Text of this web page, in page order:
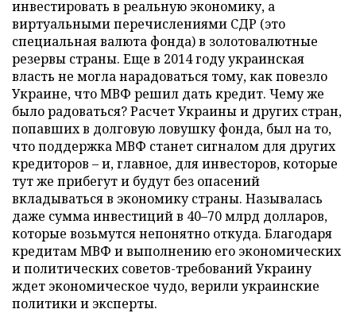
инвестировать в реальную экономику, а
виртуальными перечислениями СДР (это
специальная валюта фонда) в золотовалютные
резервы страны. Еще в 2014 году украинская
власть не могла нарадоваться тому, как повезло
Украине, что МВФ решил дать кредит. Чему же
было радоваться? Расчет Украины и других стран,
попавших в долговую ловушку фонда, был на то,
что поддержка МВФ станет сигналом для других
кредиторов – и, главное, для инвесторов, которые
тут же прибегут и будут без опасений
вкладываться в экономику страны. Называлась
даже сумма инвестиций в 40–70 млрд долларов,
которые возьмутся непонятно откуда. Благодаря
кредитам МВФ и выполнению его экономических
и политических советов-требований Украину
ждет экономическое чудо, верили украинские
политики и эксперты.